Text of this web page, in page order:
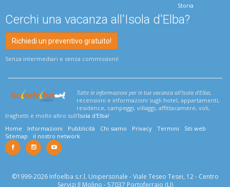
Storia
Cerchi una vacanza all'Isola d'Elba?
Richiedi un preventivo gratuito!
Senza intermediari e senza commissioni!
Tutte le informazioni per le tue vacanza all'Isola d'Elba,
recensioni e informazioni sugli hotel, appartamenti,
residence, campeggi, villaggi, affittacamere, voli,
traghetti e molto altro sull'Isola d'Elba!
Home
Informazioni Pubblicità Chi siamo Privacy Termini
Siti web
Sitemap
il nostro network
©1999-2026 Infoelba s.r.l. Unipersonale - Viale Teseo Tesei, 12 - Centro
Servizi Il Molino - 57037 Portoferraio (LI)